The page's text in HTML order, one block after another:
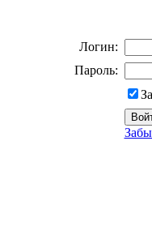
Логин:
Пароль: